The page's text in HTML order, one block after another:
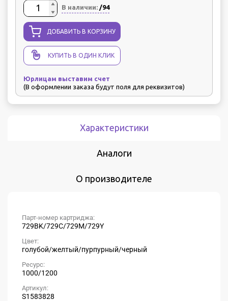
В наличии: /94
ДОБАВИТЬ В КОРЗИНУ
КУПИТЬ В ОДИН КЛИК
Юрлицам выставим счет
(В оформлении заказа будут поля для реквизитов)
Характеристики
Аналоги
О производителе
Парт-номер картриджа:
729BK/729C/729M/729Y
Цвет:
голубой/желтый/пурпурный/черный
Ресурс:
1000/1200
Артикул:
S1583828